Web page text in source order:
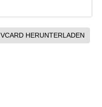
VCARD HERUNTERLADEN